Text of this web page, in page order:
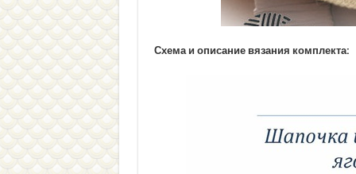
Схема и описание вязания комплекта: